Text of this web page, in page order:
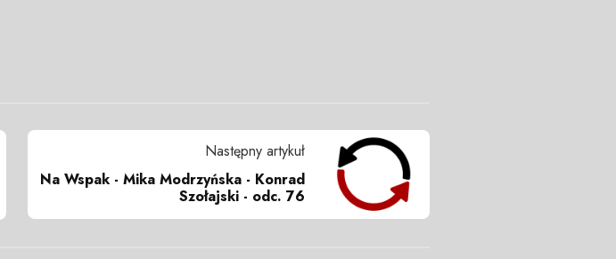
Następny artykuł
Na Wspak - Mika Modrzyńska - Konrad
Szołajski - odc. 76